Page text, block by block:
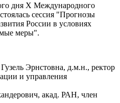
дня Х Международного
сессия "Прогнозы
России в условиях
меры".
Эрнстовна, д.м.н., ректор
и управления
акад. РАН, член